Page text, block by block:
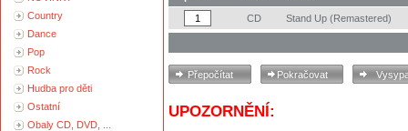
Country
Dance
Pop
Rock
Hudba pro děti
Ostatní
Obaly CD, DVD, ...
CD
Stand Up (Remastered)
UPOZORNĚNÍ: